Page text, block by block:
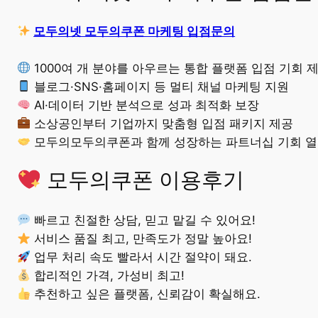
모두의넷 모두의쿠폰 마케팅 입점문의
1000여 개 분야를 아우르는 통합 플랫폼 입점 기회
블로그·SNS·홈페이지 등 멀티 채널 마케팅 지원
AI·데이터 기반 분석으로 성과 최적화 보장
소상공인부터 기업까지 맞춤형 입점 패키지 제공
모두의모두의쿠폰과 함께 성장하는 파트너십 기회
모두의쿠폰 이용후기
빠르고 친절한 상담, 믿고 맡길 수 있어요!
서비스 품질 최고, 만족도가 정말 높아요!
업무 처리 속도 빨라서 시간 절약이 돼요.
합리적인 가격, 가성비 최고!
추천하고 싶은 플랫폼, 신뢰감이 확실해요.